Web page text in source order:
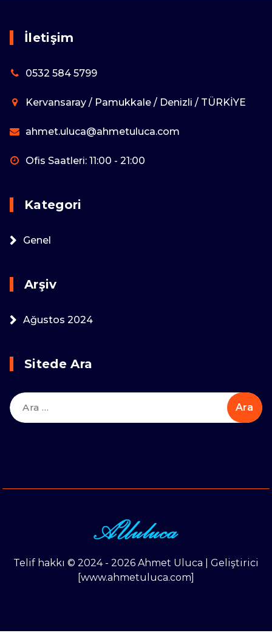
İletişim
0532 584 5799
Kervansaray / Pamukkale / Denizli / TÜRKİYE
ahmet.uluca@ahmetuluca.com
Ofis Saatleri: 11:00 - 21:00
Kategori
Genel
Arşiv
Ağustos 2024
Sitede Ara
Arama:
Telif hakkı © 2024 - 2026 Ahmet Uluca | Geliştirici
[www.ahmetuluca.com]